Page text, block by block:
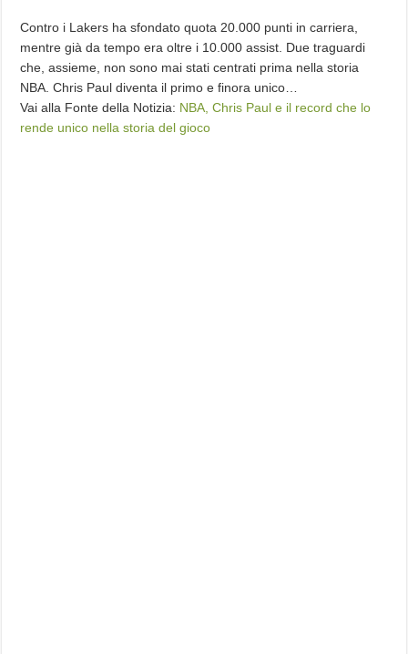
Contro i Lakers ha sfondato quota 20.000 punti in carriera,
mentre già da tempo era oltre i 10.000 assist. Due traguardi
che, assieme, non sono mai stati centrati prima nella storia
NBA. Chris Paul diventa il primo e finora unico…
Vai alla Fonte della Notizia: NBA, Chris Paul e il record che lo
rende unico nella storia del gioco